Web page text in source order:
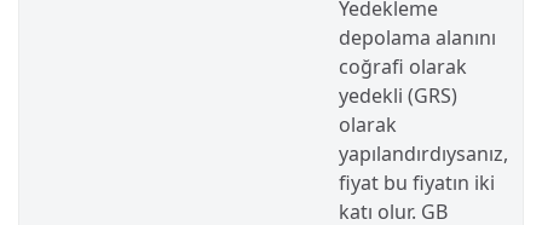
Yedekleme
depolama alanını
coğrafi olarak
yedekli (GRS)
olarak
yapılandırdıysanız,
fiyat bu fiyatın iki
katı olur. GB